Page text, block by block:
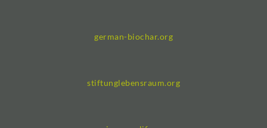
german-biochar.org
stiftunglebensraum.org